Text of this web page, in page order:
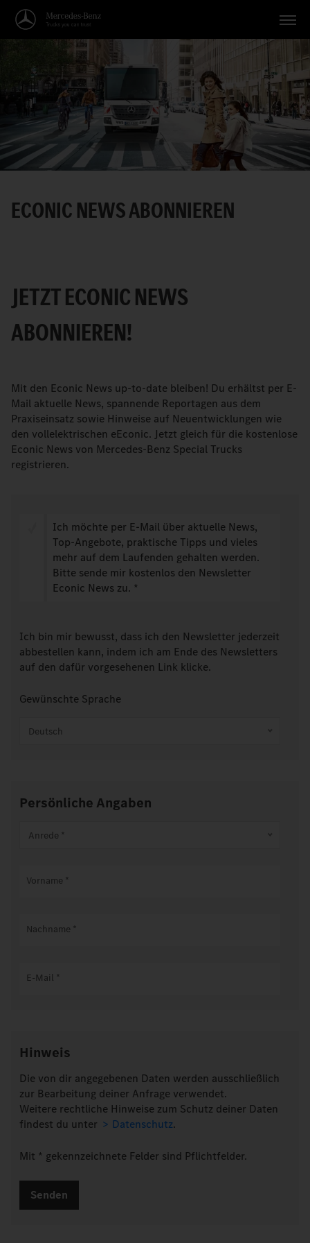
Fahrzeuge
Anwendungen
Themen
Service
Deutsch
ECONIC NEWS ABONNIEREN
JETZT ECONIC NEWS
ABONNIEREN!
Mit den Econic News up-to-date bleiben! Du erhältst per E-
Mail aktuelle News, spannende Reportagen aus dem
Praxiseinsatz sowie Hinweise auf Neuentwicklungen wie
den vollelektrischen eEconic. Jetzt gleich für die kostenlose
Econic News von Mercedes-Benz Special Trucks
registrieren.
Ich möchte per E-Mail über aktuelle News,
Top-Angebote, praktische Tipps und vieles
mehr auf dem Laufenden gehalten werden.
Bitte sende mir kostenlos den Newsletter
Econic News zu. *
Ich bin mir bewusst, dass ich den Newsletter jederzeit
abbestellen kann, indem ich am Ende des Newsletters
auf den dafür vorgesehenen Link klicke.
Gewünschte Sprache
Deutsch
Persönliche Angaben
Anrede *
Vorname *
Nachname *
E-Mail *
Hinweis
Die von dir angegebenen Daten werden ausschließlich
zur Bearbeitung deiner Anfrage verwendet.
Weitere rechtliche Hinweise zum Schutz deiner Daten
findest du unter
Datenschutz.
Mit * gekennzeichnete Felder sind Pflichtfelder.